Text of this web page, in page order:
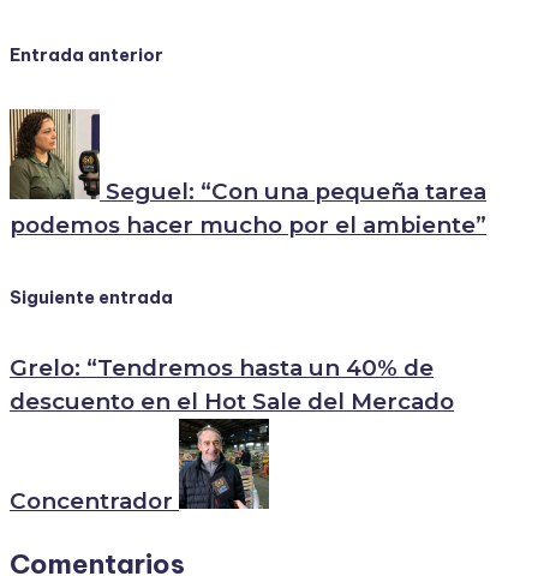
Entrada anterior
Seguel: “Con una pequeña tarea
podemos hacer mucho por el ambiente”
Siguiente entrada
Grelo: “Tendremos hasta un 40% de
descuento en el Hot Sale del Mercado
Concentrador
Comentarios